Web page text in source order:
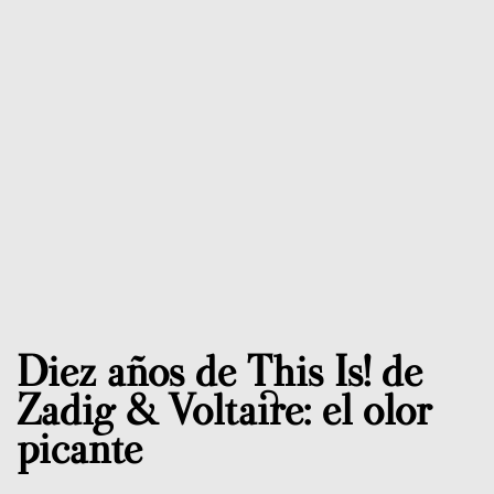
Diez años de This Is! de
Zadig & Voltaire: el olor
picante